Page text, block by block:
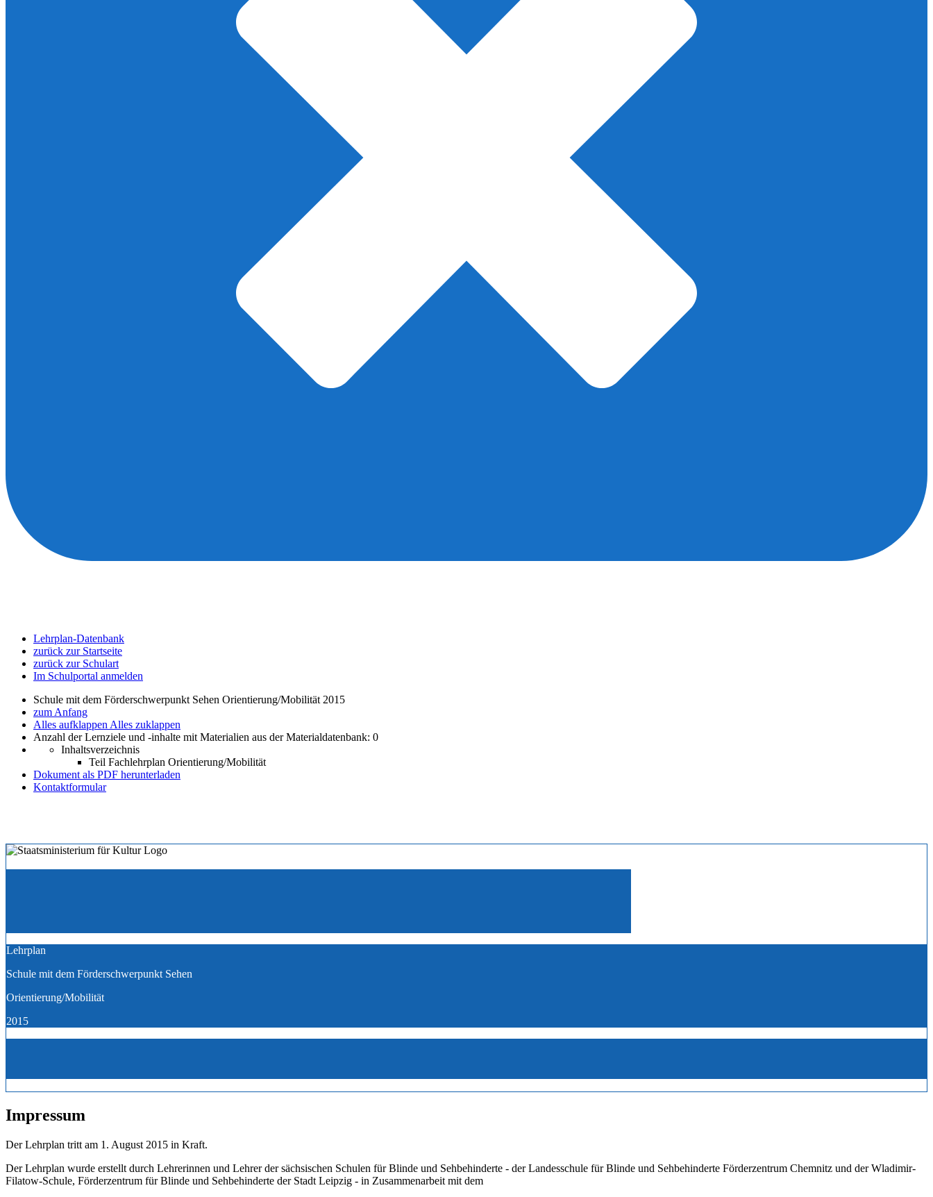
Lehrplan-Datenbank
zurück zur Startseite
zurück zur Schulart
Im Schulportal anmelden
Schule mit dem Förderschwerpunkt Sehen Orientierung/Mobilität 2015
zum Anfang
Alles aufklappen Alles zuklappen
Anzahl der Lernziele und -inhalte mit Materialien aus der Materialdatenbank: 0
Inhaltsverzeichnis
Teil Fachlehrplan Orientierung/Mobilität
Dokument als PDF herunterladen
Kontaktformular
Lehrplan
Schule mit dem Förderschwerpunkt Sehen
Orientierung/Mobilität
2015
Impressum
Der Lehrplan tritt am 1. August 2015 in Kraft.
Der Lehrplan wurde erstellt durch Lehrerinnen und Lehrer der sächsischen Schulen für Blinde und Sehbehinderte - der Landesschule für Blinde und Sehbehinderte Förderzentrum Chemnitz und der Wladimir-
Filatow-Schule, Förderzentrum für Blinde und Sehbehinderte der Stadt Leipzig - in Zusammenarbeit mit dem